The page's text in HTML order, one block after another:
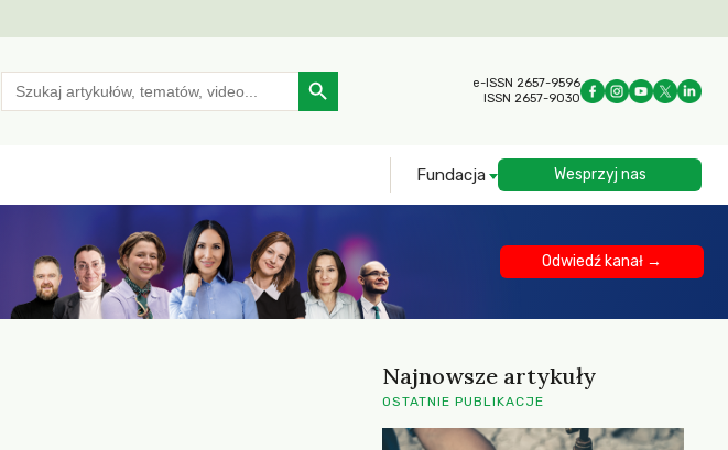
Search
for:
Search Button
e-ISSN 2657-9596
ISSN 2657-9030
Fundacja Wesprzyj nas
Odwiedź kanał →
Najnowsze artykuły
OSTATNIE PUBLIKACJE